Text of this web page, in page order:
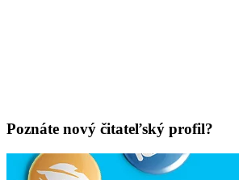
Poznáte nový čitateľský profil?